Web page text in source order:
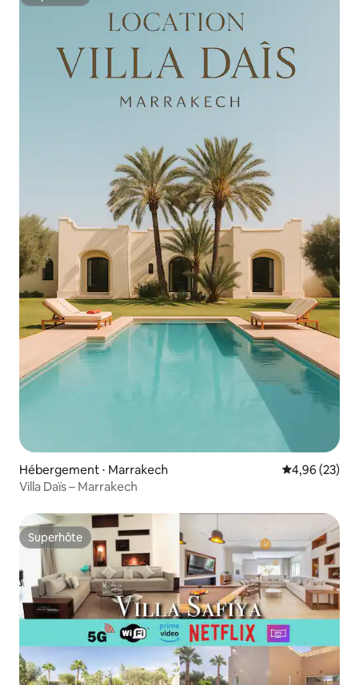
Hébergement ⋅ Marrakech Évaluation
4,96 (23)
Villa Daïs – Marrakech
Superhôte
Superhôte